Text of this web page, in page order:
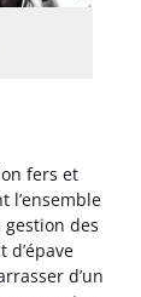
fers et
l’ensemble
des
d’épave
d’un